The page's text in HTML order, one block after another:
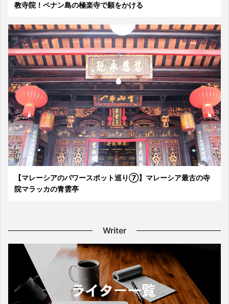
教寺院！ペナン島の極楽寺で願をかける
【マレーシアのパワースポット巡り⑦】マレーシア最古の寺
院マラッカの青雲亭
Writer